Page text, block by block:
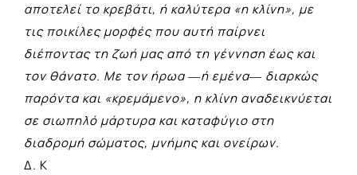
αποτελεί το κρεβάτι, ή καλύτερα «η κλίνη», µε
τις ποικίλες µορφές που αυτή παίρνει
διέποντας τη ζωή µας από τη γέννηση έως και
τον θάνατο. Με τον ήρωα ―ή εµένα― διαρκώς
παρόντα και «κρεµάµενο», η κλίνη αναδεικνύεται
σε σιωπηλό µάρτυρα και καταφύγιο στη
διαδροµή σώµατος, µνήµης και ονείρων.
Δ. Κ